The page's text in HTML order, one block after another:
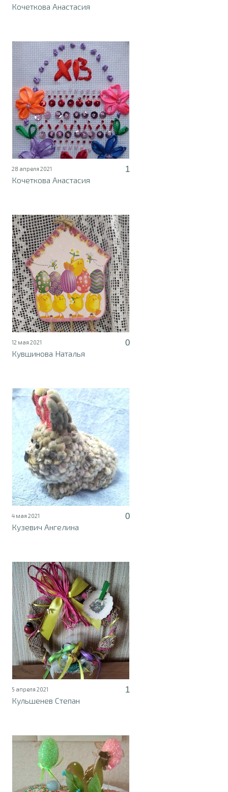
Кочеткова Анастасия
28 апреля 2021
1
Кочеткова Анастасия
12 мая 2021
0
Кувшинова Наталья
4 мая 2021
0
Кузевич Ангелина
5 апреля 2021
1
Кульшенев Степан